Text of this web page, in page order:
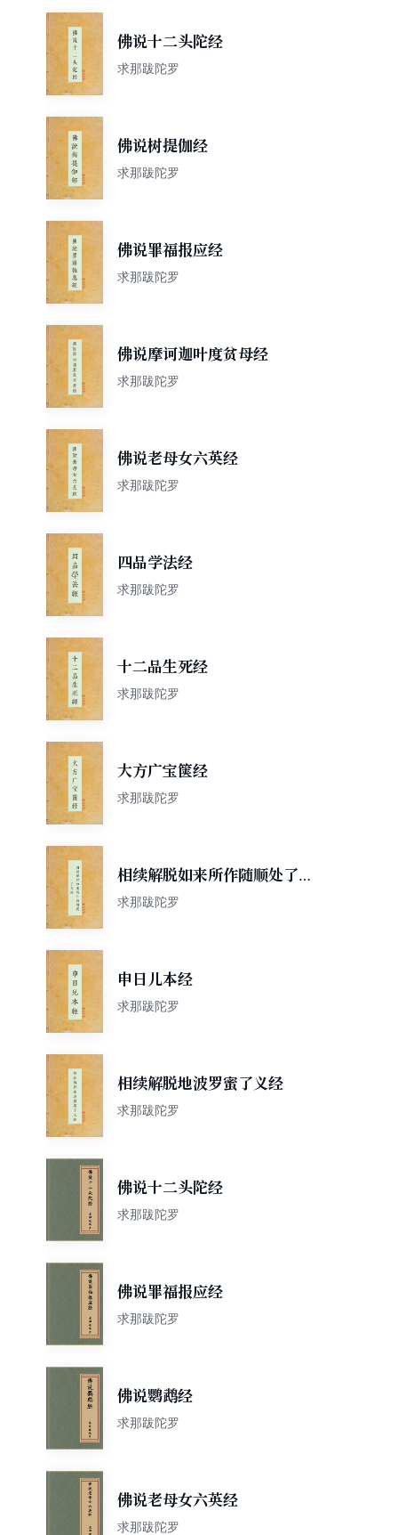
佛说十二头陀经
求那跋陀罗
佛说树提伽经
求那跋陀罗
佛说罪福报应经
求那跋陀罗
佛说摩诃迦叶度贫母经
求那跋陀罗
佛说老母女六英经
求那跋陀罗
四品学法经
求那跋陀罗
十二品生死经
求那跋陀罗
大方广宝箧经
求那跋陀罗
相续解脱如来所作随顺处了义
经
求那跋陀罗
申日儿本经
求那跋陀罗
相续解脱地波罗蜜了义经
求那跋陀罗
佛说十二头陀经
求那跋陀罗
佛说罪福报应经
求那跋陀罗
佛说鹦鹉经
求那跋陀罗
佛说老母女六英经
求那跋陀罗